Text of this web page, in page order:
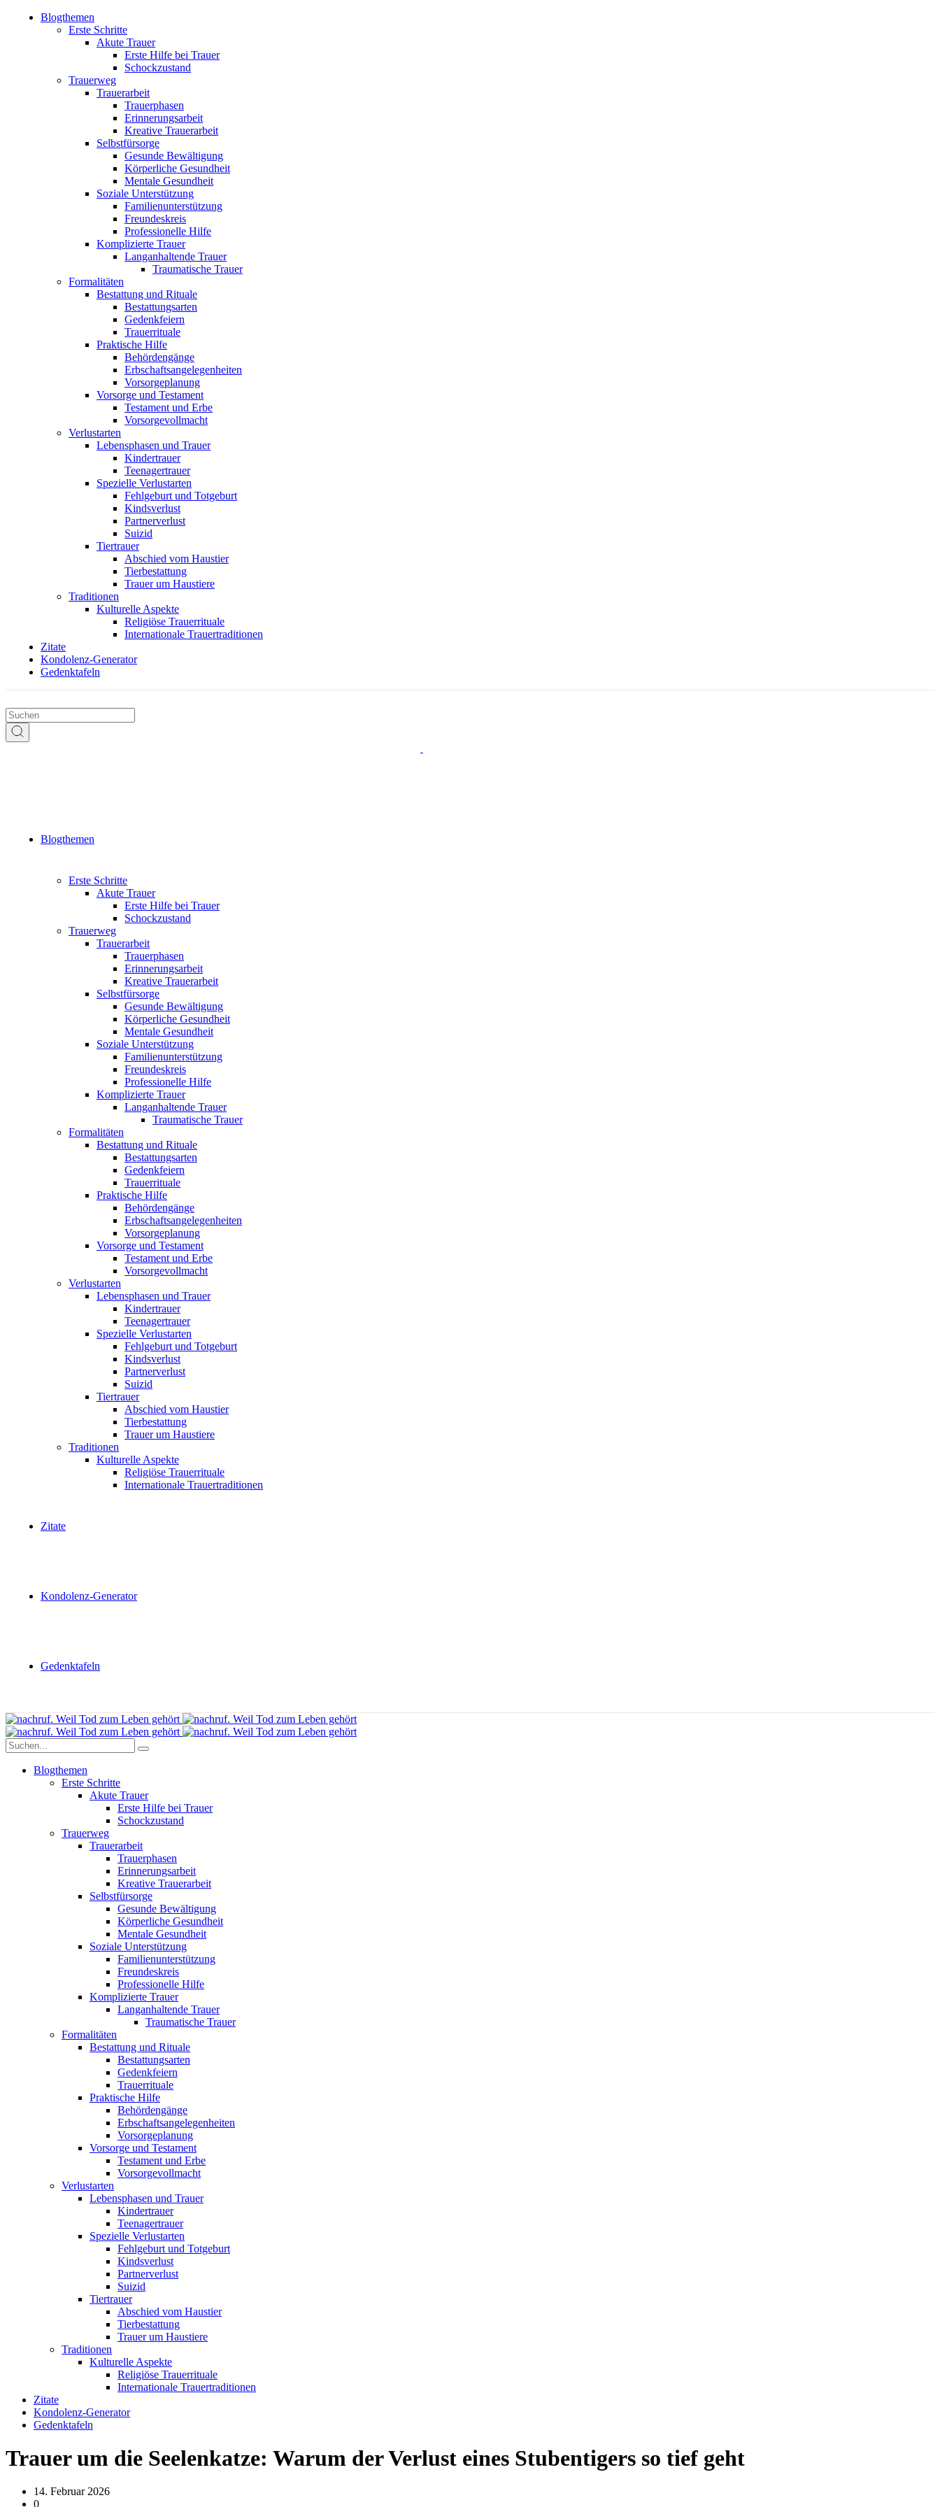
Blogthemen
Erste Schritte
Akute Trauer
Erste Hilfe bei Trauer
Schockzustand
Trauerweg
Trauerarbeit
Trauerphasen
Erinnerungsarbeit
Kreative Trauerarbeit
Selbstfürsorge
Gesunde Bewältigung
Körperliche Gesundheit
Mentale Gesundheit
Soziale Unterstützung
Familienunterstützung
Freundeskreis
Professionelle Hilfe
Komplizierte Trauer
Langanhaltende Trauer
Traumatische Trauer
Formalitäten
Bestattung und Rituale
Bestattungsarten
Gedenkfeiern
Trauerrituale
Praktische Hilfe
Behördengänge
Erbschaftsangelegenheiten
Vorsorgeplanung
Vorsorge und Testament
Testament und Erbe
Vorsorgevollmacht
Verlustarten
Lebensphasen und Trauer
Kindertrauer
Teenagertrauer
Spezielle Verlustarten
Fehlgeburt und Totgeburt
Kindsverlust
Partnerverlust
Suizid
Tiertrauer
Abschied vom Haustier
Tierbestattung
Trauer um Haustiere
Traditionen
Kulturelle Aspekte
Religiöse Trauerrituale
Internationale Trauertraditionen
Zitate
Kondolenz-Generator
Gedenktafeln
Blogthemen
Erste Schritte
Akute Trauer
Erste Hilfe bei Trauer
Schockzustand
Trauerweg
Trauerarbeit
Trauerphasen
Erinnerungsarbeit
Kreative Trauerarbeit
Selbstfürsorge
Gesunde Bewältigung
Körperliche Gesundheit
Mentale Gesundheit
Soziale Unterstützung
Familienunterstützung
Freundeskreis
Professionelle Hilfe
Komplizierte Trauer
Langanhaltende Trauer
Traumatische Trauer
Formalitäten
Bestattung und Rituale
Bestattungsarten
Gedenkfeiern
Trauerrituale
Praktische Hilfe
Behördengänge
Erbschaftsangelegenheiten
Vorsorgeplanung
Vorsorge und Testament
Testament und Erbe
Vorsorgevollmacht
Verlustarten
Lebensphasen und Trauer
Kindertrauer
Teenagertrauer
Spezielle Verlustarten
Fehlgeburt und Totgeburt
Kindsverlust
Partnerverlust
Suizid
Tiertrauer
Abschied vom Haustier
Tierbestattung
Trauer um Haustiere
Traditionen
Kulturelle Aspekte
Religiöse Trauerrituale
Internationale Trauertraditionen
Zitate
Kondolenz-Generator
Gedenktafeln
Blogthemen
Erste Schritte
Akute Trauer
Erste Hilfe bei Trauer
Schockzustand
Trauerweg
Trauerarbeit
Trauerphasen
Erinnerungsarbeit
Kreative Trauerarbeit
Selbstfürsorge
Gesunde Bewältigung
Körperliche Gesundheit
Mentale Gesundheit
Soziale Unterstützung
Familienunterstützung
Freundeskreis
Professionelle Hilfe
Komplizierte Trauer
Langanhaltende Trauer
Traumatische Trauer
Formalitäten
Bestattung und Rituale
Bestattungsarten
Gedenkfeiern
Trauerrituale
Praktische Hilfe
Behördengänge
Erbschaftsangelegenheiten
Vorsorgeplanung
Vorsorge und Testament
Testament und Erbe
Vorsorgevollmacht
Verlustarten
Lebensphasen und Trauer
Kindertrauer
Teenagertrauer
Spezielle Verlustarten
Fehlgeburt und Totgeburt
Kindsverlust
Partnerverlust
Suizid
Tiertrauer
Abschied vom Haustier
Tierbestattung
Trauer um Haustiere
Traditionen
Kulturelle Aspekte
Religiöse Trauerrituale
Internationale Trauertraditionen
Zitate
Kondolenz-Generator
Gedenktafeln
Trauer um die Seelenkatze: Warum der Verlust eines Stubentigers so tief geht
14. Februar 2026
0